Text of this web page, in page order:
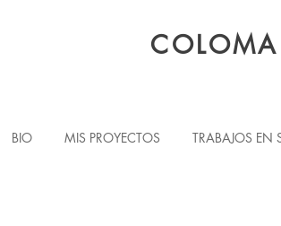
COLOMA
BIO MIS PROYECTOS TRABAJOS EN